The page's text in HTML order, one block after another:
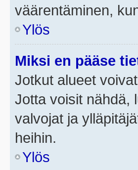
väärentäminen,
Ylös
Miksi en pääse
Jotkut alueet
Jotta voisit nähdä,
valvojat ja
heihin.
Ylös